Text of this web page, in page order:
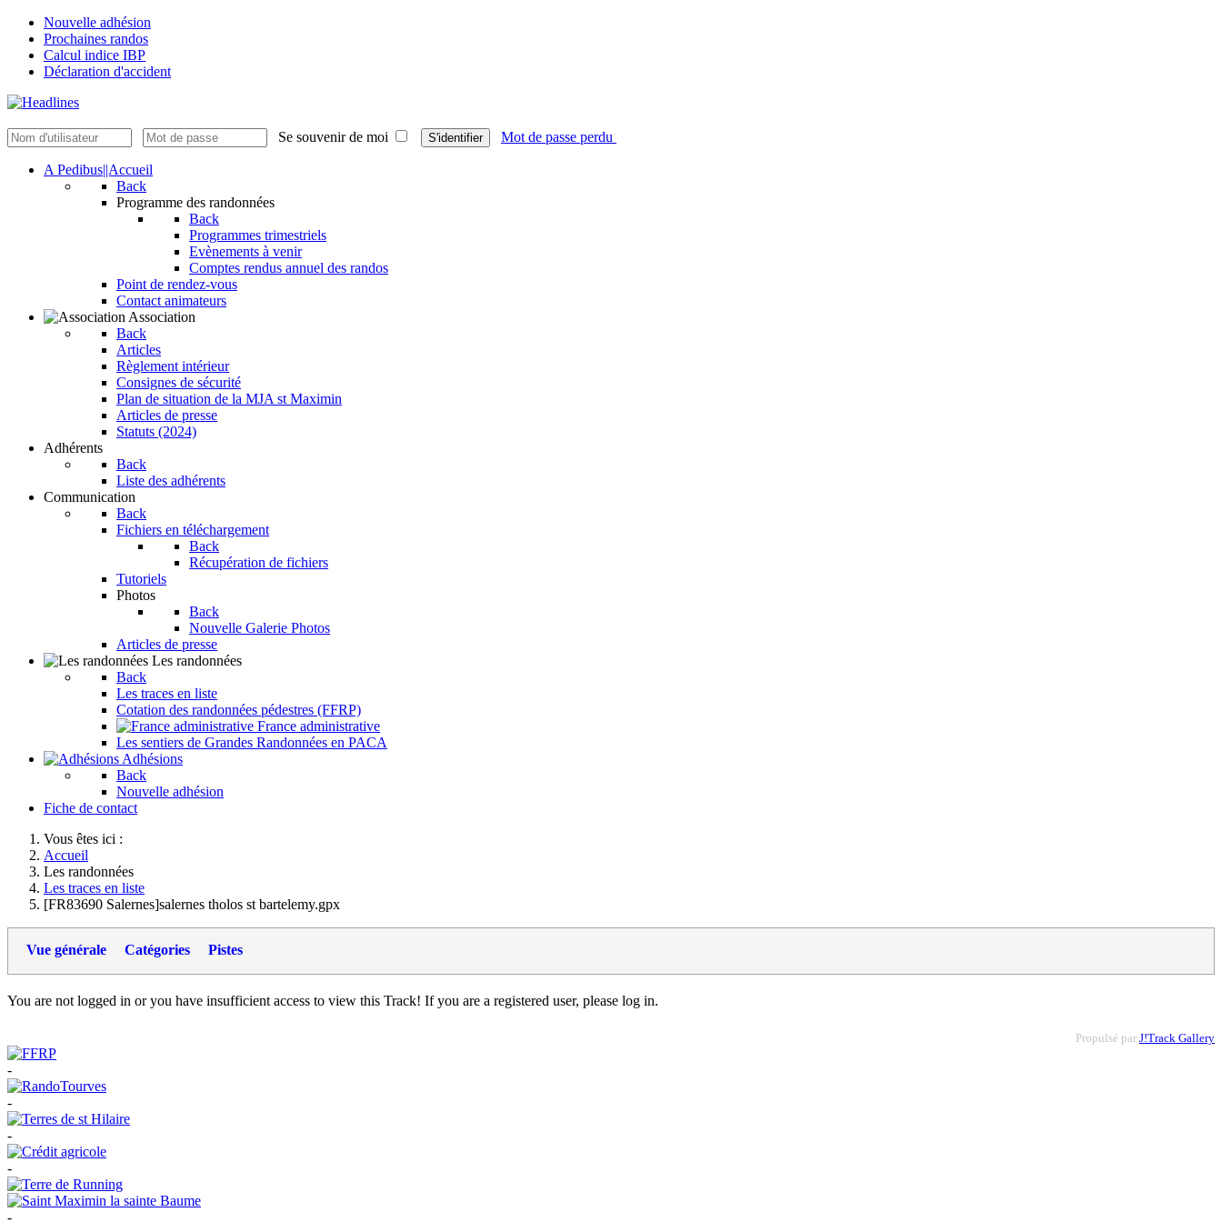
Nouvelle adhésion
Prochaines randos
Calcul indice IBP
Déclaration d'accident
Se souvenir de moi S'identifier Mot de passe perdu
A Pedibus||Accueil
Back
Programme des randonnées
Back
Programmes trimestriels
Evènements à venir
Comptes rendus annuel des randos
Point de rendez-vous
Contact animateurs
Association
Back
Articles
Règlement intérieur
Consignes de sécurité
Plan de situation de la MJA st Maximin
Articles de presse
Statuts (2024)
Adhérents
Back
Liste des adhérents
Communication
Back
Fichiers en téléchargement
Back
Récupération de fichiers
Tutoriels
Photos
Back
Nouvelle Galerie Photos
Articles de presse
Les randonnées
Back
Les traces en liste
Cotation des randonnées pédestres (FFRP)
France administrative
Les sentiers de Grandes Randonnées en PACA
Adhésions
Back
Nouvelle adhésion
Fiche de contact
Vous êtes ici :
Accueil
Les randonnées
Les traces en liste
[FR83690 Salernes]salernes tholos st bartelemy.gpx
Vue générale Catégories Pistes
You are not logged in or you have insufficient access to view this Track! If you are a registered user, please log in.
Propulsé par J!Track Gallery
-
-
-
-
-